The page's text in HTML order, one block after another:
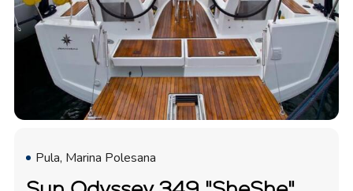
Pula, Marina Polesana